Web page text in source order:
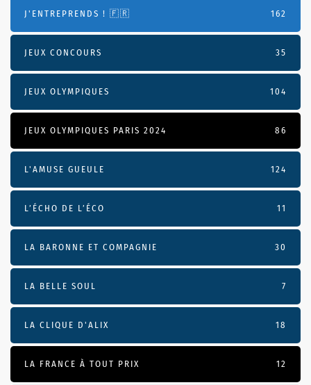
J'ENTREPRENDS ! 🇫🇷 162
JEUX CONCOURS 35
JEUX OLYMPIQUES 104
JEUX OLYMPIQUES PARIS 2024 86
L'AMUSE GUEULE 124
L’ÉCHO DE L’ÉCO 11
LA BARONNE ET COMPAGNIE 30
LA BELLE SOUL 7
LA CLIQUE D'ALIX 18
LA FRANCE À TOUT PRIX 12